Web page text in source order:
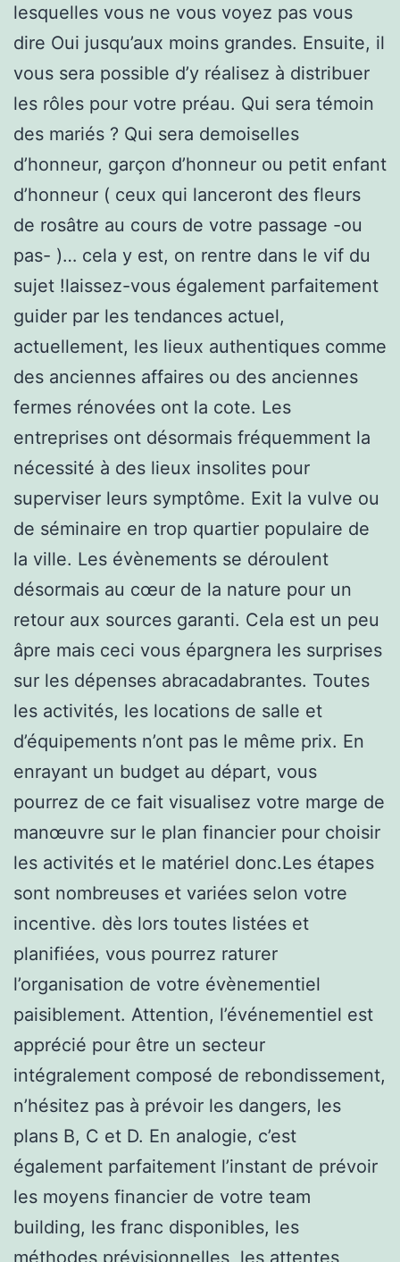
lesquelles vous ne vous voyez pas vous
dire Oui jusqu’aux moins grandes. Ensuite, il
vous sera possible d’y réalisez à distribuer
les rôles pour votre préau. Qui sera témoin
des mariés ? Qui sera demoiselles
d’honneur, garçon d’honneur ou petit enfant
d’honneur ( ceux qui lanceront des fleurs
de rosâtre au cours de votre passage -ou
pas- )… cela y est, on rentre dans le vif du
sujet !laissez-vous également parfaitement
guider par les tendances actuel,
actuellement, les lieux authentiques comme
des anciennes affaires ou des anciennes
fermes rénovées ont la cote. Les
entreprises ont désormais fréquemment la
nécessité à des lieux insolites pour
superviser leurs symptôme. Exit la vulve ou
de séminaire en trop quartier populaire de
la ville. Les évènements se déroulent
désormais au cœur de la nature pour un
retour aux sources garanti. Cela est un peu
âpre mais ceci vous épargnera les surprises
sur les dépenses abracadabrantes. Toutes
les activités, les locations de salle et
d’équipements n’ont pas le même prix. En
enrayant un budget au départ, vous
pourrez de ce fait visualisez votre marge de
manœuvre sur le plan financier pour choisir
les activités et le matériel donc.Les étapes
sont nombreuses et variées selon votre
incentive. dès lors toutes listées et
planifiées, vous pourrez raturer
l’organisation de votre évènementiel
paisiblement. Attention, l’événementiel est
apprécié pour être un secteur
intégralement composé de rebondissement,
n’hésitez pas à prévoir les dangers, les
plans B, C et D. En analogie, c’est
également parfaitement l’instant de prévoir
les moyens financier de votre team
building, les franc disponibles, les
méthodes prévisionnelles, les attentes